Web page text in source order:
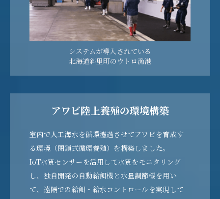
システムが導入されている
北海道斜里町のウトロ漁港
アワビ陸上養殖の環境構築
室内で人工海水を循環濾過させてアワビを育成す
る環境（閉鎖式循環養殖）を構築しました。
IoT水質センサーを活用して水質をモニタリング
し、独自開発の自動給餌機と水量調節機を用い
て、遠隔での給餌・給水コントロールを実現して